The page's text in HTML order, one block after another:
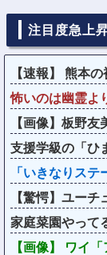
注目度急上
【速報】 熊本
怖いのは幽霊よ
【画像】板野
支援学級の「ひ
「いきなりス
【驚愕】ユー
家庭菜園やって
【画像】 ワイ